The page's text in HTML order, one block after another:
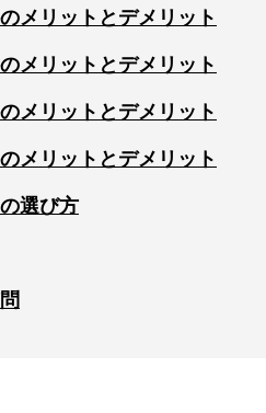
メリットとデメリット
メリットとデメリット
メリットとデメリット
メリットとデメリット
選び方